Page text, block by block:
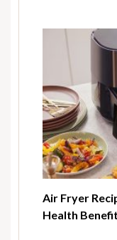
Air Fryer
Health